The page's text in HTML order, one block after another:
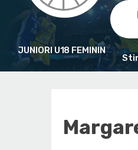
JUNIORI U18 FEMININ